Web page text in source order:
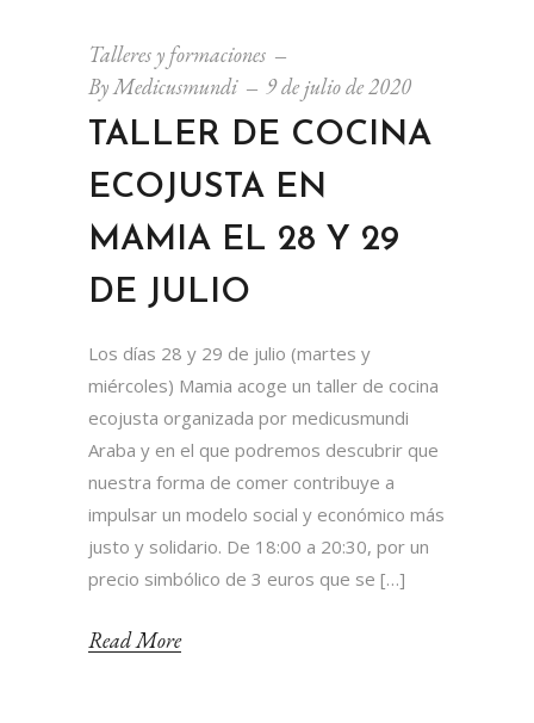
Talleres y formaciones
ByMedicusmundi 9 de julio de 2020
TALLER DE COCINA
ECOJUSTA EN
MAMIA EL 28 Y 29
DE JULIO
Los días 28 y 29 de julio (martes y
miércoles) Mamia acoge un taller de cocina
ecojusta organizada por medicusmundi
Araba y en el que podremos descubrir que
nuestra forma de comer contribuye a
impulsar un modelo social y económico más
justo y solidario. De 18:00 a 20:30, por un
precio simbólico de 3 euros que se […]
Read More